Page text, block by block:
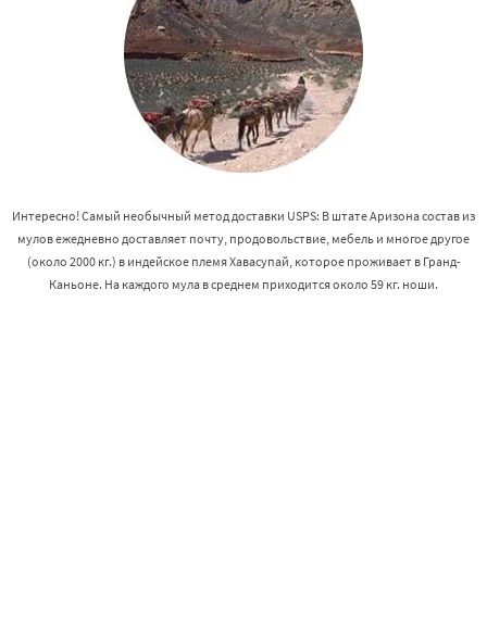
Интересно! Самый необычный метод доставки USPS: В штате Аризона состав из
мулов ежедневно доставляет почту, продовольствие, мебель и многое другое
(около 2000 кг.) в индейское племя Хавасупай, которое проживает в Гранд-
Каньоне. На каждого мула в среднем приходится около 59 кг. ноши.